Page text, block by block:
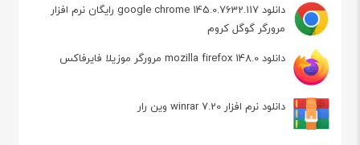
دانلود google chrome 145.0.7632.117 رایگان نرم افزار
مرورگر گوگل کروم
دانلود mozilla firefox 148.0 مرورگر موزیلا فایرفاکس
دانلود نرم افزار winrar 7.20 وین رار